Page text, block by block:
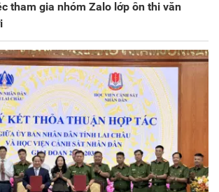
tham gia nhóm Zalo lớp ôn thi văn